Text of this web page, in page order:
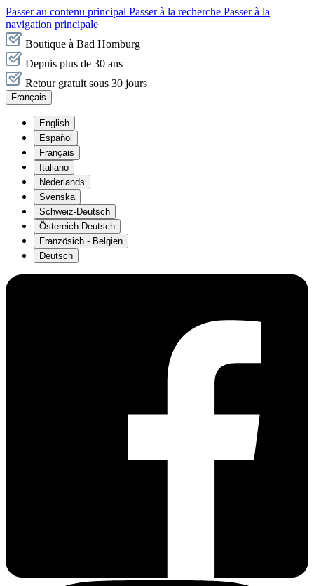
Passer au contenu principal Passer à la recherche Passer à la
navigation principale
Boutique à Bad Homburg
Depuis plus de 30 ans
Retour gratuit sous 30 jours
Français
English
Español
Français
Italiano
Nederlands
Svenska
Schweiz-Deutsch
Östereich-Deutsch
Französich - Belgien
Deutsch